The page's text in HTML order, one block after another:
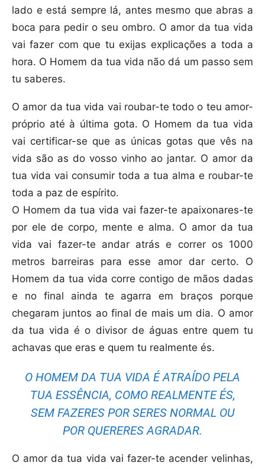
lado e está sempre lá, antes mesmo que abras a
boca para pedir o seu ombro. O amor da tua vida
vai fazer com que tu exijas explicações a toda a
hora. O Homem da tua vida não dá um passo sem
tu saberes.
O amor da tua vida vai roubar-te todo o teu amor-
próprio até à última gota. O Homem da tua vida
vai certificar-se que as únicas gotas que vês na
vida são as do vosso vinho ao jantar. O amor da
tua vida vai consumir toda a tua alma e roubar-te
toda a paz de espírito.
O Homem da tua vida vai fazer-te apaixonares-te
por ele de corpo, mente e alma. O amor da tua
vida vai fazer-te andar atrás e correr os 1000
metros barreiras para esse amor dar certo. O
Homem da tua vida corre contigo de mãos dadas
e no final ainda te agarra em braços porque
chegaram juntos ao final de mais um dia. O amor
da tua vida é o divisor de águas entre quem tu
achavas que eras e quem tu realmente és.
O HOMEM DA TUA VIDA É ATRAÍDO PELA
TUA ESSÊNCIA, COMO REALMENTE ÉS,
SEM FAZERES POR SERES NORMAL OU
POR QUERERES AGRADAR.
O amor da tua vida vai fazer-te acender velinhas,